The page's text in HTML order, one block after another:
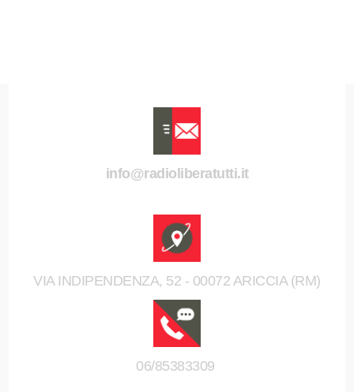
info@radioliberatutti.it
VIA INDIPENDENZA, 52 - 00072 ARICCIA (RM)
06/85383309